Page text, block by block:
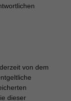
von dem
dieser